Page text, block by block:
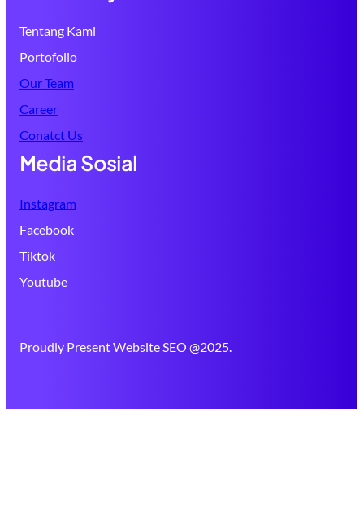
Tentang Kami
Portofolio
Our Team
Career
Conatct Us
Media Sosial
Instagram
Facebook
Tiktok
Youtube
Proudly Present Website SEO @2025.